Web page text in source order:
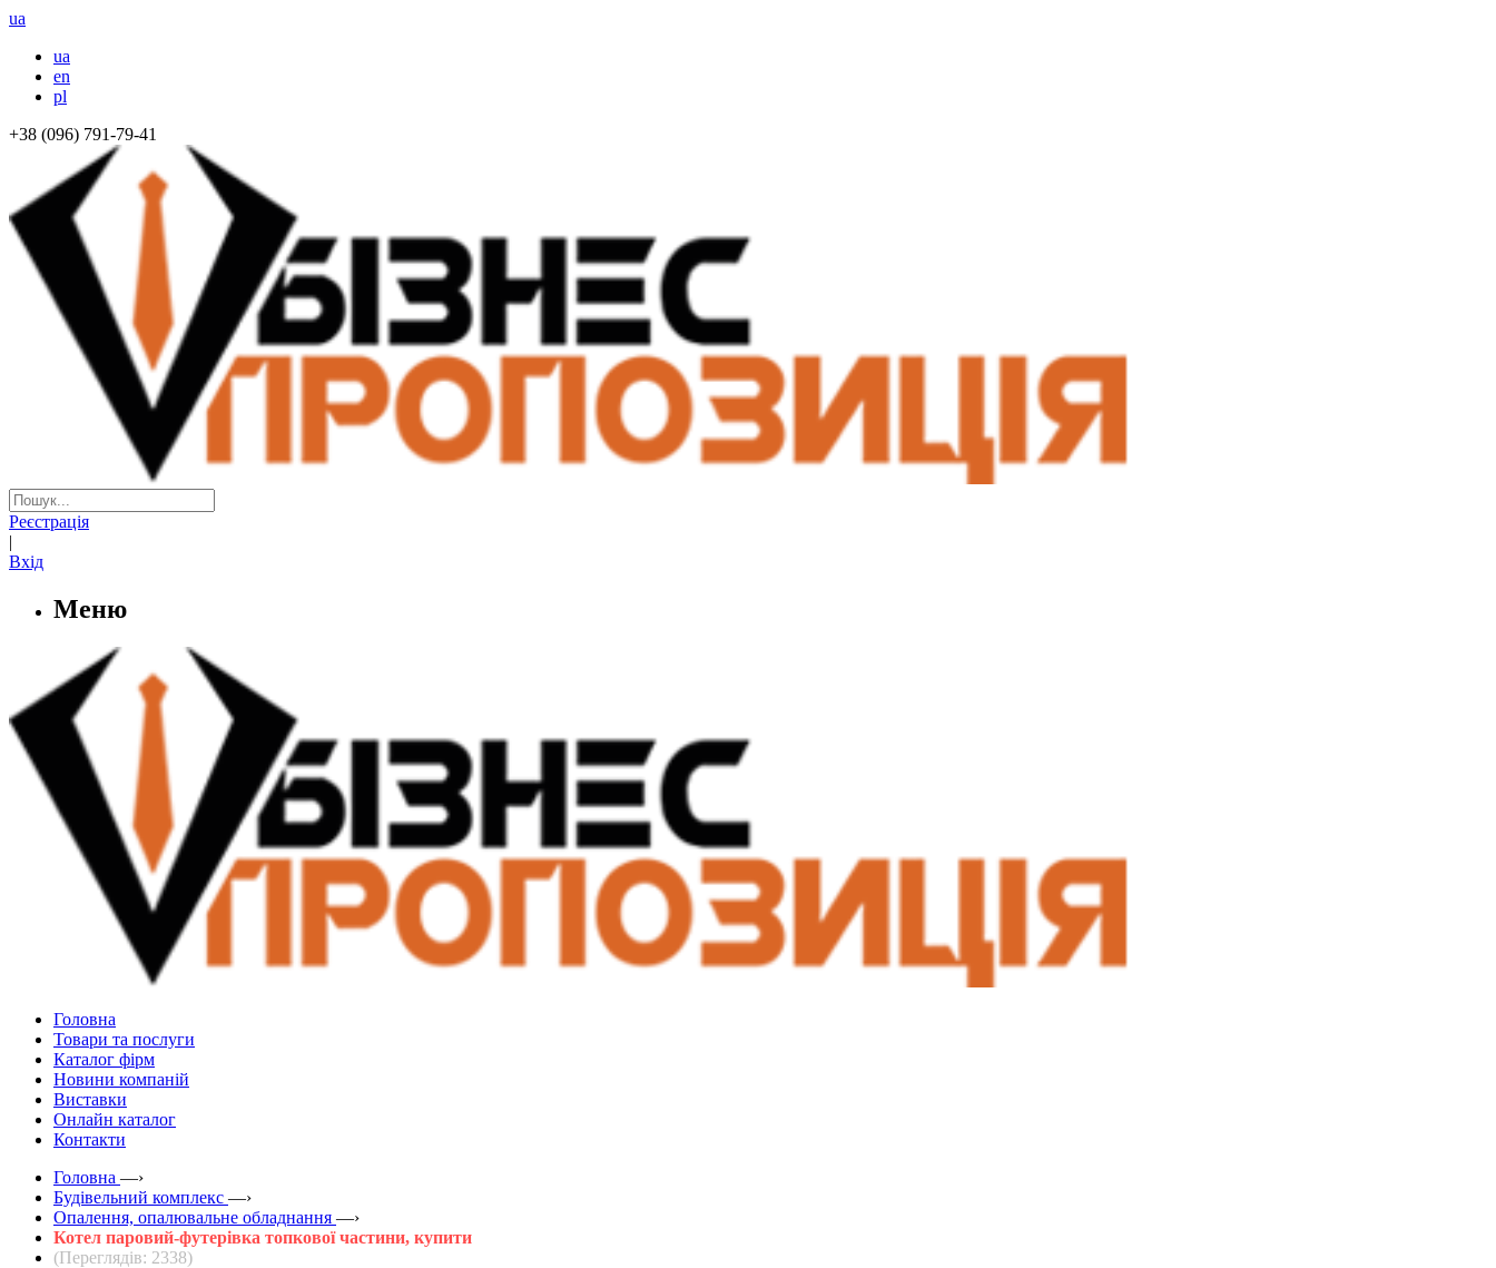
ua
ua
en
pl
+38 (096) 791-79-41
Реєстрація
|
Вхід
Меню
Головна
Товари та послуги
Каталог фірм
Новини компаній
Виставки
Онлайн каталог
Контакти
Головна —›
Будівельний комплекс —›
Опалення, опалювальне обладнання —›
Котел паровий-футерівка топкової частини, купити
(Переглядів: 2338)